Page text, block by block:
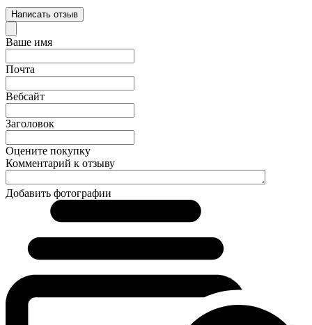
Написать отзыв
Ваше имя
Почта
Вебсайт
Заголовок
Оцените покупку
Комментарий к отзыву
Добавить фотографии